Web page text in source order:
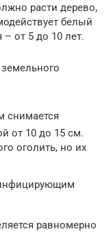
расти дерево,
белый
от 5 до 10 лет.
снимается
от 10 до 15 см.
оголить, но их
равномерно